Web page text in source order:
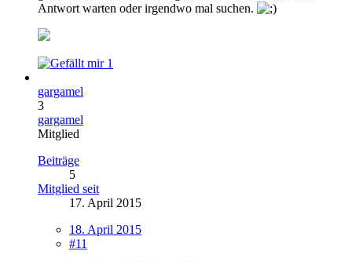
Antwort warten oder irgendwo mal suchen.
1
gargamel
3
gargamel
Mitglied
Beiträge
5
Mitglied seit
17. April 2015
18. April 2015
#11